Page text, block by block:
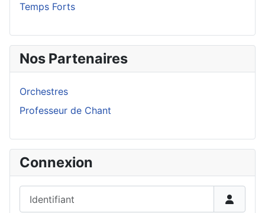
Temps Forts
Nos Partenaires
Orchestres
Professeur de Chant
Connexion